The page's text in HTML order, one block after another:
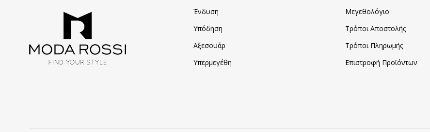
Ένδυση
Υπόδηση
Αξεσουάρ
Υπερμεγέθη
Μεγεθολόγιο
Τρόποι Αποστολής
Τρόποι Πληρωμής
Επιστροφή Προϊόντων